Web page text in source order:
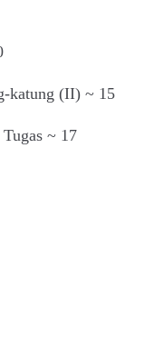
katung (II) ~ 15
~ 17